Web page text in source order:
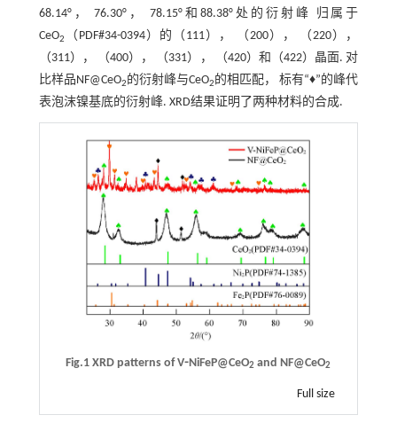
68.14°， 76.30°， 78.15°和88.38°处的衍射峰 归属于
CeO2
（PDF#34-0394）的（111）， （200）， （220），
（311）， （400）， （331）， （420）和（422）晶面. 对
比样品NF@CeO2 的衍射峰与CeO2 的相匹配， 标有“♦”的峰代
表泡沫镍基底的衍射峰. XRD结果证明了两种材料的合成.
Fig.1 XRD patterns of V⁃NiFeP@CeO2 and NF@CeO2
Full size